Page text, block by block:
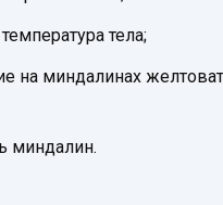
тела;
на миндалинах
миндалин.